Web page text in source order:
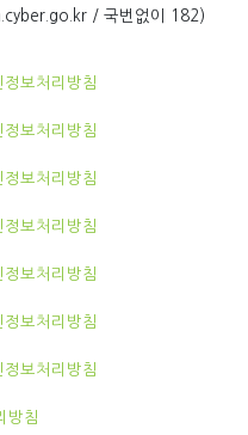
/ 국번없이 182)
보처리방침
보처리방침
보처리방침
보처리방침
보처리방침
보처리방침
보처리방침
방침